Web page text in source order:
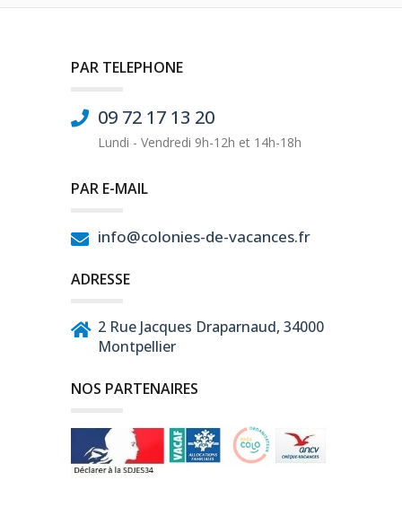
PAR TELEPHONE
09 72 17 13 20
Lundi - Vendredi 9h-12h et 14h-18h
PAR E-MAIL
info@colonies-de-vacances.fr
ADRESSE
2 Rue Jacques Draparnaud, 34000
Montpellier
NOS PARTENAIRES